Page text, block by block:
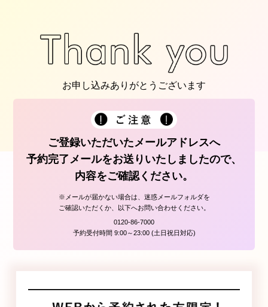
お申し込みありがとうございます
ご登録いただいたメールアドレスへ
予約完了メールをお送りいたしましたので、
内容をご確認ください。
※メールが届かない場合は、迷惑メールフォルダを
ご確認いただくか、以下へお問い合わせください。
0120-86-7000
予約受付時間 9:00～23:00 (土日祝日対応)